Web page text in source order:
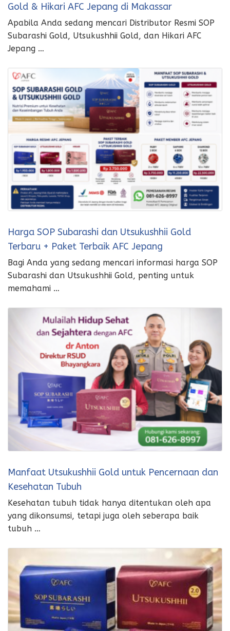
Gold & Hikari AFC Jepang di Makassar
Apabila Anda sedang mencari Distributor Resmi SOP
Subarashi Gold, Utsukushhii Gold, dan Hikari AFC
Jepang …
Harga SOP Subarashi dan Utsukushhii Gold
Terbaru + Paket Terbaik AFC Jepang
Bagi Anda yang sedang mencari informasi harga SOP
Subarashi dan Utsukushhii Gold, penting untuk
memahami …
Manfaat Utsukushhii Gold untuk Pencernaan dan
Kesehatan Tubuh
Kesehatan tubuh tidak hanya ditentukan oleh apa
yang dikonsumsi, tetapi juga oleh seberapa baik
tubuh …